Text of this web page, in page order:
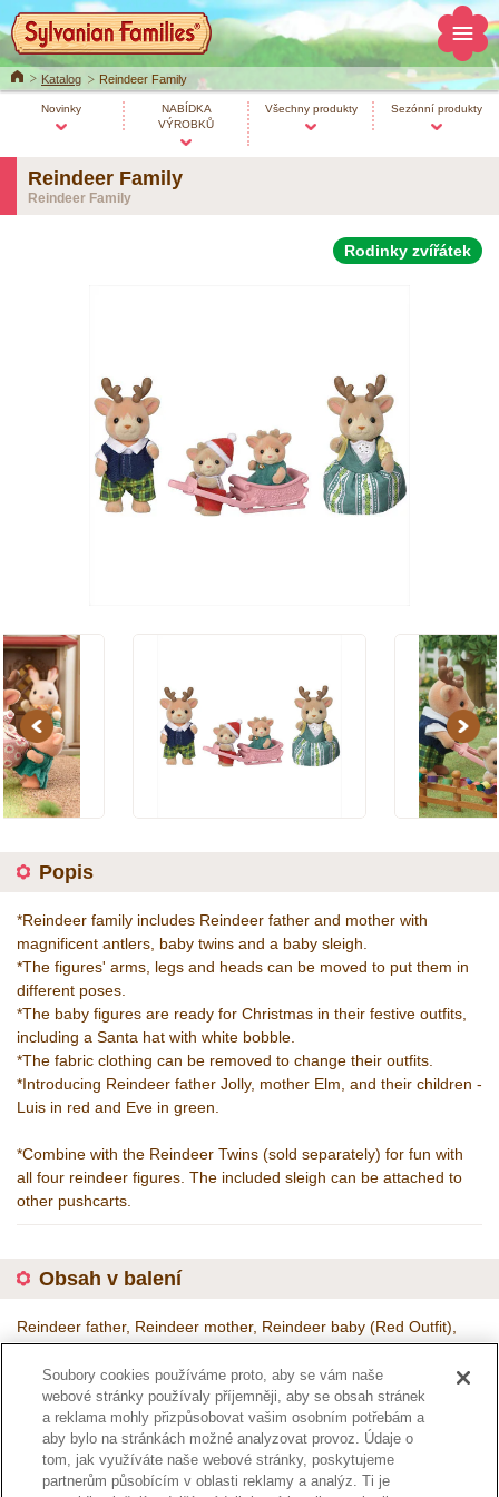
HomeKatalog Reindeer Family
Novinky
NABÍDKA
VÝROBKŮ
Všechny produkty Sezónní produkty
Reindeer Family
Reindeer Family
Rodinky zvířátek
Previous Next
Popis
*Reindeer family includes Reindeer father and mother with
magnificent antlers, baby twins and a baby sleigh.
*The figures' arms, legs and heads can be moved to put them in
different poses.
*The baby figures are ready for Christmas in their festive outfits,
including a Santa hat with white bobble.
*The fabric clothing can be removed to change their outfits.
*Introducing Reindeer father Jolly, mother Elm, and their children -
Luis in red and Eve in green.
*Combine with the Reindeer Twins (sold separately) for fun with
all four reindeer figures. The included sleigh can be attached to
other pushcarts.
Obsah v balení
Reindeer father, Reindeer mother, Reindeer baby (Red Outfit),
Reindeer baby (Green Outfit), Hat, Sleigh
Kód : 5692
Stránka katalogu
Soubory cookies používáme proto, aby se vám naše
webové stránky používaly příjemněji, aby se obsah stránek
a reklama mohly přizpůsobovat vašim osobním potřebám a
aby bylo na stránkách možné analyzovat provoz. Údaje o
tom, jak využíváte naše webové stránky, poskytujeme
partnerům působícím v oblasti reklamy a analýz. Ti je